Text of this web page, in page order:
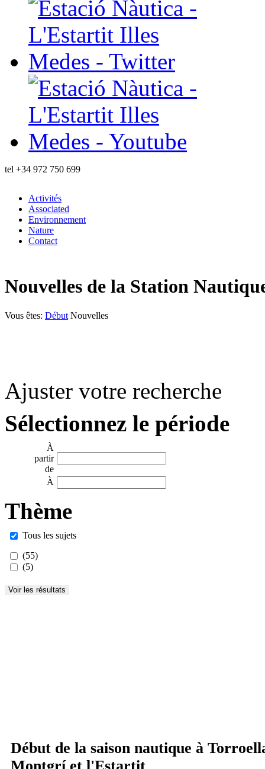
tel +34 972 750 699
Activités
Associated
Environnement
Nature
Contact
Nouvelles de la Station
Vous êtes: Début Nouvelles
Ajuster votre recherche
Sélectionnez le période
À
partir
de
À
Thème
Tous les sujets
(55)
(5)
Début de la saison nautique à
Montgrí et l'Estartit